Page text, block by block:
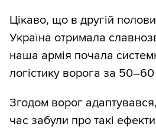
Цікаво, що в другій
Україна отримала
наша армія почала
логістику ворога за
Згодом ворог
час забули про такі